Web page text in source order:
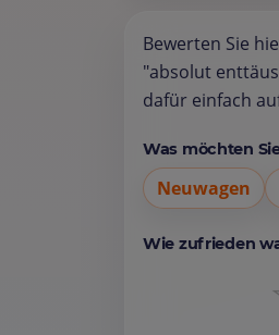
Bewerten Sie
"absolut
dafür einfach
Was möchten
Neuwagen
Wie zufrieden